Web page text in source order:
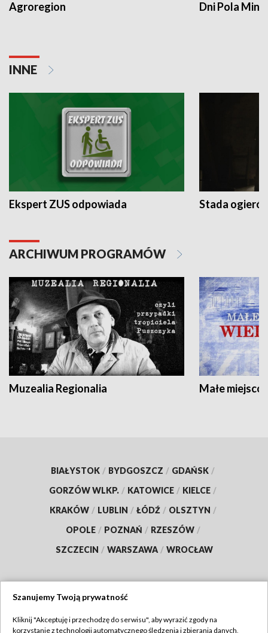
Agroregion Dni Pola
INNE
Ekspert ZUS odpowiada Stada
ARCHIWUM PROGRAMÓW
Muzealia Regionalia Małe
BIAŁYSTOK / BYDGOSZCZ / GDAŃSK /
GORZÓW WLKP. / KATOWICE / KIELCE /
KRAKÓW / LUBLIN / ŁÓDŹ / OLSZTYN /
OPOLE / POZNAŃ / RZESZÓW /
SZCZECIN / WARSZAWA / WROCŁAW
Szanujemy Twoją prywatność
Kliknij "Akceptuję i przechodzę do serwisu", aby wyrazić zgody na
korzystanie z technologii automatycznego śledzenia i zbierania danych,